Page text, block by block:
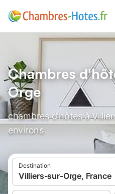
Chambres
Orge
chambres d'hôtes à
environs
Destination
Villiers-sur-Orge, France